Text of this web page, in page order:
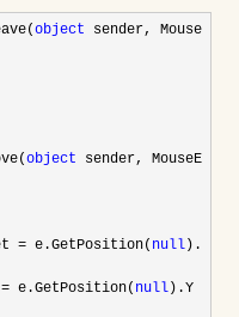
object sender, Mouse
object sender, MouseE
= e.GetPosition( null).
= e.GetPosition( null).Y